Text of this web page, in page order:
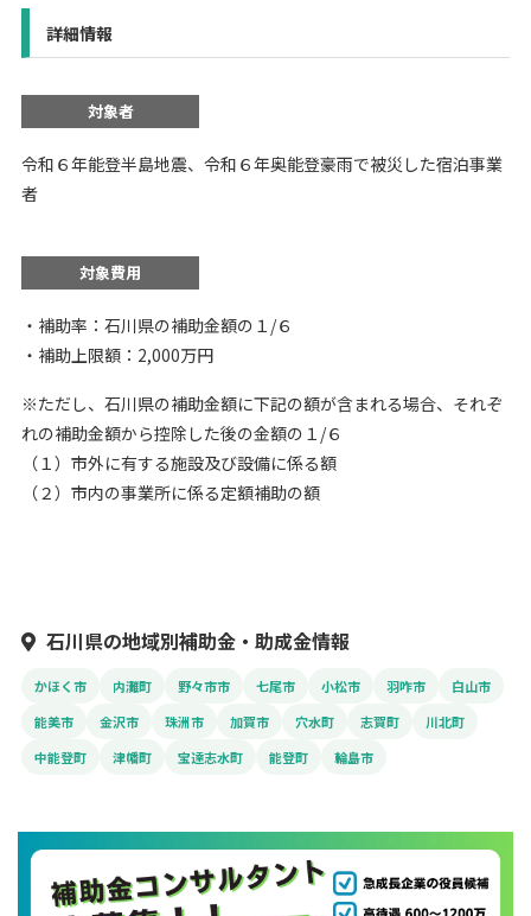
詳細情報
対象者
令和６年能登半島地震、令和６年奥能登豪雨で被災した宿泊事業
者
対象費用
・補助率：石川県の補助金額の１/６
・補助上限額：2,000万円
※ただし、石川県の補助金額に下記の額が含まれる場合、それぞ
れの補助金額から控除した後の金額の１/６
（１）市外に有する施設及び設備に係る額
（２）市内の事業所に係る定額補助の額
石川県の地域別補助金・助成金情報
かほく市 内灘町 野々市市 七尾市 小松市 羽咋市
白山市
能美市
金沢市 珠洲市 加賀市 穴水町 志賀町
川北町
中能登町
津幡町 宝達志水町 能登町 輪島市